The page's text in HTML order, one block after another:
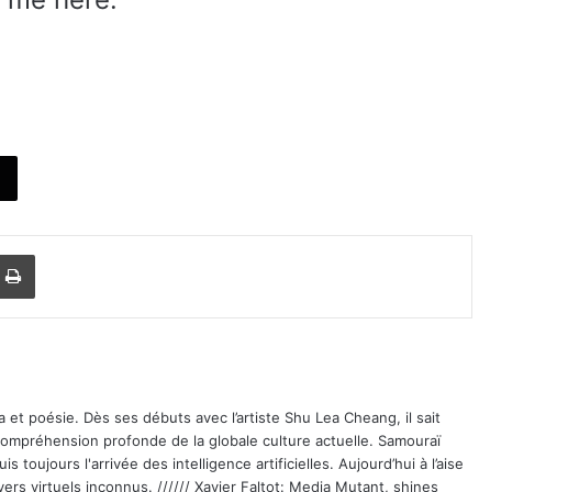
poésie. Dès ses débuts avec l’artiste Shu Lea Cheang, il sait
profonde de la globale culture actuelle. Samouraï
l'arrivée des intelligence artificielles. Aujourd’hui à l’aise
virtuels inconnus. ////// Xavier Faltot: Media Mutant, shines